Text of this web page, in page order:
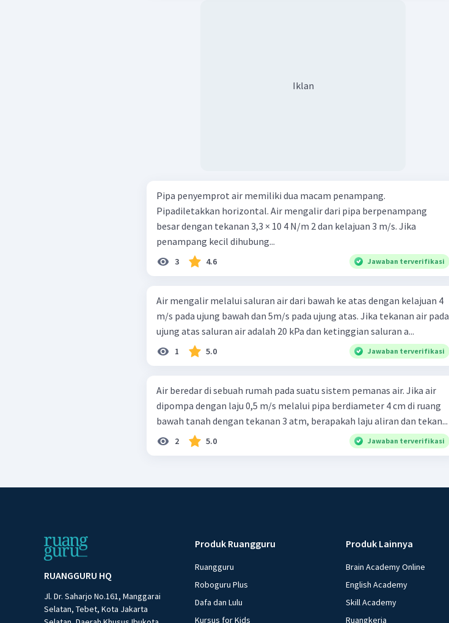
Iklan
Pipa penyemprot air memiliki dua macam penampang.
Pipadiletakkan horizontal. Air mengalir dari pipa berpenampang
besar dengan tekanan 3,3 × 10 4 N/m 2 dan kelajuan 3 m/s. Jika
penampang kecil dihubung...
3 4.6 Jawaban terverifikasi
Air mengalir melalui saluran air dari bawah ke atas dengan kelajuan 4
m/s pada ujung bawah dan 5m/s pada ujung atas. Jika tekanan air pada
ujung atas saluran air adalah 20 kPa dan ketinggian saluran a...
1 5.0 Jawaban terverifikasi
Air beredar di sebuah rumah pada suatu sistem pemanas air. Jika air
dipompa dengan laju 0,5 m/s melalui pipa berdiameter 4 cm di ruang
bawah tanah dengan tekanan 3 atm, berapakah laju aliran dan tekan...
2 5.0 Jawaban terverifikasi
RUANGGURU HQ
Jl. Dr. Saharjo No.161, Manggarai
Selatan, Tebet, Kota Jakarta
Produk Ruangguru
Ruangguru
Roboguru Plus
Dafa dan Lulu
Kursus for Kids
Produk Lainnya
Brain Academy Online
English Academy
Skill Academy
Ruangkerja